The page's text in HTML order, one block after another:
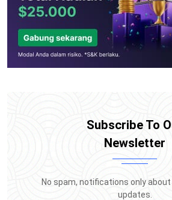
Subscribe To
Newsletter
No spam, notifications only
updates.